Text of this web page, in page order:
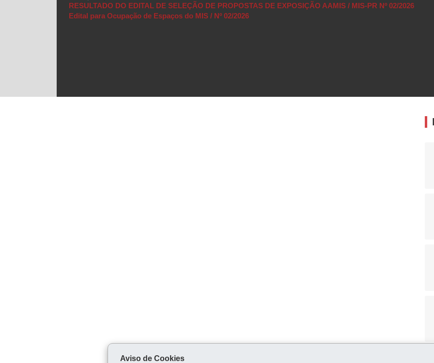
RESULTADO DO EDITAL DE SELEÇÃO DE PROPOSTAS DE EXPOSIÇÃO AAMIS / MIS-PR Nº 02/2026
Edital para Ocupação de Espaços do MIS / Nº 02/2026
Aviso de Cookies